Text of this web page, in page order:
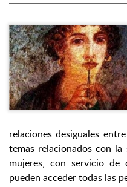
relaciones desiguales
temas relacionados con
mujeres, con servicio
pueden acceder todas las